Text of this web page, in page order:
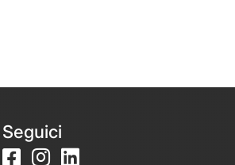
Seguici